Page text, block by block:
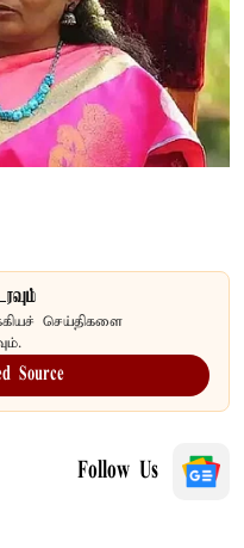
செய்திகளை
Source
Follow Us